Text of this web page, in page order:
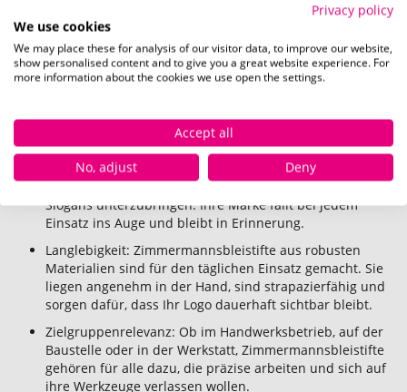
Vorteile von Zimmermannsbleistiften als
Werbeträger
Diese Bleistifte sind aufgrund ihres hohen Nutzens und der
Hoher Nutzwert: Ihre Marke wird im Handwerk durch
den täglichen Einsatz regelmäßig wahrgenommen.
Großzügige Werbefläche: Das längliche Design der
Zimmermannsbleistifte ermöglicht es, Logos oder kurze
Slogans unterzubringen. Ihre Marke fällt bei jedem
Einsatz ins Auge und bleibt in Erinnerung.
Langlebigkeit: Zimmermannsbleistifte aus robusten
Materialien sind für den täglichen Einsatz gemacht. Sie
liegen angenehm in der Hand, sind strapazierfähig und
sorgen dafür, dass Ihr Logo dauerhaft sichtbar bleibt.
Zielgruppenrelevanz: Ob im Handwerksbetrieb, auf der
Baustelle oder in der Werkstatt, Zimmermannsbleistifte
gehören für alle dazu, die präzise arbeiten und sich auf
ihre Werkzeuge verlassen wollen.
Privacy policy
We use cookies
We may place these for analysis of our visitor data, to improve our website,
show personalised content and to give you a great website experience. For
more information about the cookies we use open the settings.
Accept all
No, adjust
Deny